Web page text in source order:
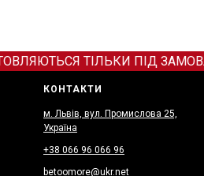
ТІЛЬКИ ПІД
КОНТАКТИ
м. Львів, вул. Промислова 25,
Україна
+38 066 96 066 96
betoomore@ukr.net